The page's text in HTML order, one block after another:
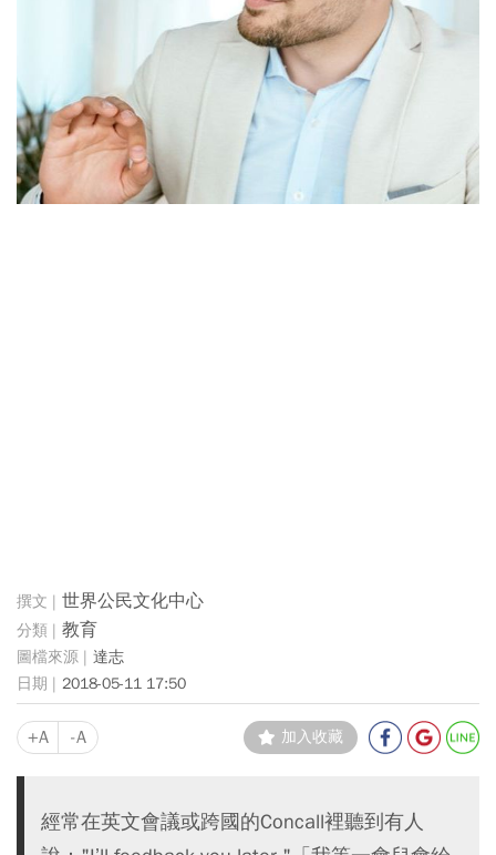
世界公民文化中心
教育
達志
2018-05-11 17:50
+A -A 加入收藏
經常在英文會議或跨國的Concall裡聽到有人